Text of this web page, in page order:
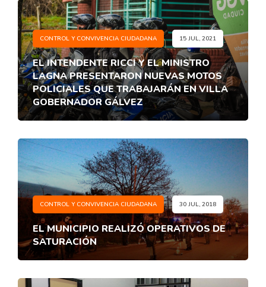
CONTROL Y CONVIVENCIA CIUDADANA 15 JUL, 2021
EL INTENDENTE RICCI Y EL MINISTRO
LAGNA PRESENTARON NUEVAS MOTOS
POLICIALES QUE TRABAJARÁN EN VILLA
GOBERNADOR GÁLVEZ
CONTROL Y CONVIVENCIA CIUDADANA 30 JUL, 2018
EL MUNICIPIO REALIZÓ OPERATIVOS DE
SATURACIÓN